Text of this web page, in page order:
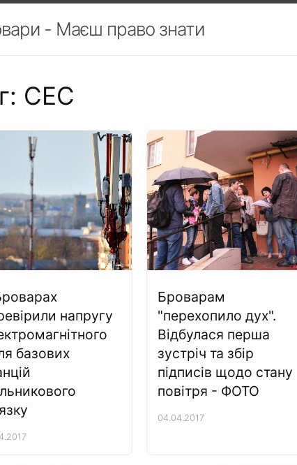
- Маєш право знати
СЕС
напругу
базових
Броварам
"перехопило дух".
Відбулася перша
зустріч та збір
підписів щодо стану
повітря - ФОТО
04.04.2017